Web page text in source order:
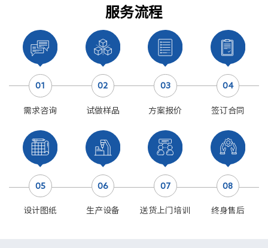
服务流程
01
需求咨询
02
试做样品
03
方案报价
04
签订合同
05
设计图纸
06
生产设备
07
送货上门培训
08
终身售后